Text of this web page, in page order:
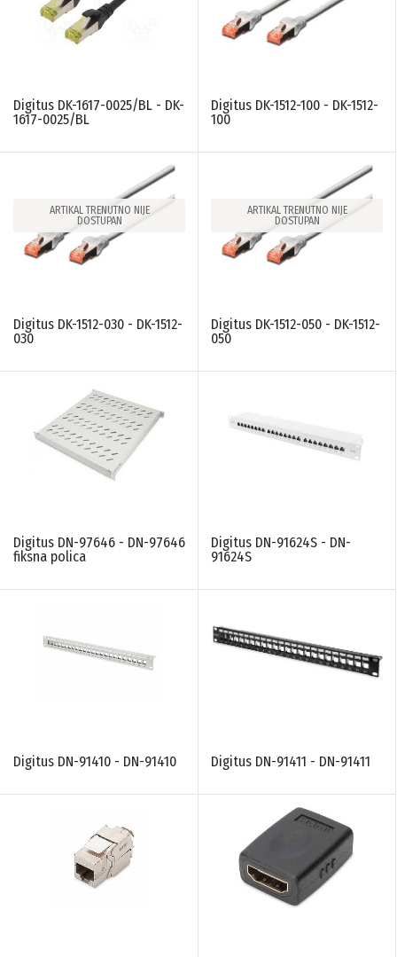
Digitus DK-1617-0025/BL - DK-
1617-0025/BL
Digitus DK-1512-100 - DK-1512-
100
ARTIKAL TRENUTNO NIJE
DOSTUPAN
Digitus DK-1512-030 - DK-1512-
030
ARTIKAL TRENUTNO NIJE
DOSTUPAN
Digitus DK-1512-050 - DK-1512-
050
Digitus DN-97646 - DN-97646
fiksna polica
Digitus DN-91624S - DN-
91624S
Digitus DN-91410 - DN-91410 Digitus DN-91411 - DN-91411